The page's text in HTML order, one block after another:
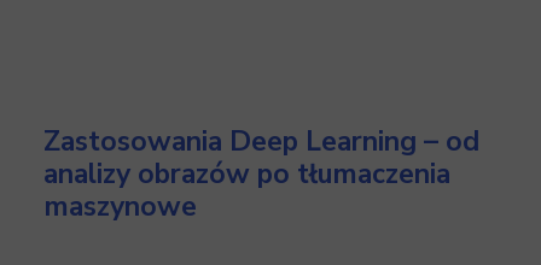
Zastosowania Deep Learning – od
analizy obrazów po tłumaczenia
maszynowe